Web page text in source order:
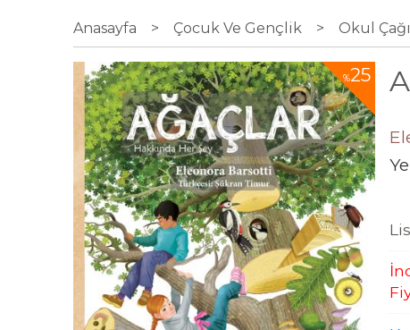
Anasayfa > Çocuk Ve Gençlik > Okul
%25